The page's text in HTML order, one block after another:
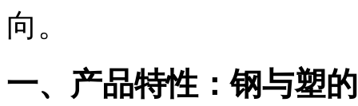
向。
一、产品特性：钢与塑